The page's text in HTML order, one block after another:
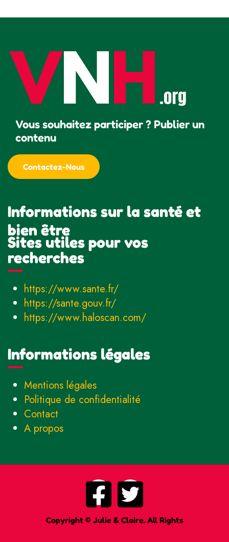
Vous souhaitez participer ? Publier un
contenu
Contactez-Nous
Informations sur la santé et
bien être
Sites utiles pour vos
recherches
https://www.sante.fr/
https://sante.gouv.fr/
https://www.haloscan.com/
Informations légales
Mentions légales
Politique de confidentialité
Contact
A propos
Copyright © Julie & Claire. All Rights